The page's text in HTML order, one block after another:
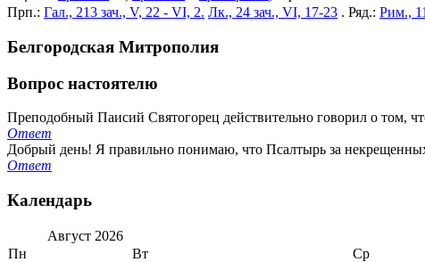
Прп.: Гал., 213 зач., V, 22 - VI, 2. Лк., 24 зач., VI, 17-23 . Ряд.: Рим.,
Белгородская Митрополия
Вопрос настоятелю
Преподобный Паисий Святогорец действительно говорил о том,
Ответ
Добрый день! Я правильно понимаю, что Псалтырь за
Ответ
Календарь
Август 2026
Пн
Вт Ср